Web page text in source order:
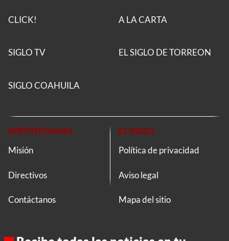
CLICK! A LA CARTA
SIGLO TV EL SIGLO DE TORREON
SIGLO COAHUILA
INSTITUCIONAL
Misión
Directivos
Contáctanos
EL SIGLO
Política de privacidad
Aviso legal
Mapa del sitio